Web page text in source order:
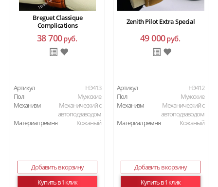
Breguet Classique
Complications
38 700руб.
Артикул
HЭ413
Пол
Мужские
Механизм
Механический с
автоподзаводом
Материал ремня
Кожаный
Добавить в корзину
Купить в 1 клик
Zenith Pilot Extra Special
49 000руб.
Артикул
HЭ412
Пол
Мужские
Механизм
Механический с
автоподзаводом
Материал ремня
Кожаный
Добавить в корзину
Купить в 1 клик